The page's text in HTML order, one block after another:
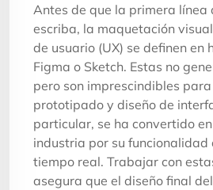
Antes de que la primera línea
escriba, la maquetación
de usuario (UX) se definen en
Figma o Sketch. Estas no
pero son imprescindibles
prototipado y diseño de
particular, se ha convertido
industria por su
tiempo real. Trabajar con
asegura que el diseño final